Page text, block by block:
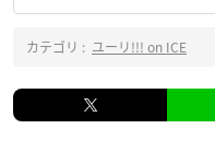
カテゴリ : ユーリ!!! on ICE